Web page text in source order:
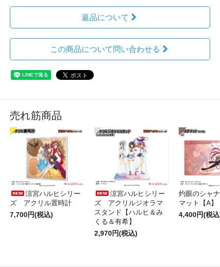
返品について
この商品について問い合わせる
売れ筋商品
涼宮ハルヒシリー
ズ アクリル置時計
7,700円(税込)
涼宮ハルヒシリー
ズ アクリルジオラマ
スタンド【ハルヒ＆み
くる＆有希】
2,970円(税込)
灼眼のシャ
マット【A】
4,400円(税